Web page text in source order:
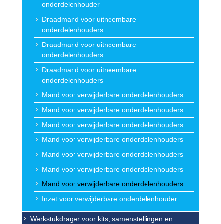
onderdelenhouder
Draadmand voor uitneembare
onderdelenhouders
Draadmand voor uitneembare
onderdelenhouders
Draadmand voor uitneembare
onderdelenhouders
Mand voor verwijderbare onderdelenhouders
Mand voor verwijderbare onderdelenhouders
Mand voor verwijderbare onderdelenhouders
Mand voor verwijderbare onderdelenhouders
Mand voor verwijderbare onderdelenhouders
Mand voor verwijderbare onderdelenhouders
Mand voor verwijderbare onderdelenhouders
Inzet voor verwijderbare onderdelenhouder
Werkstukdrager voor kits, samenstellingen en